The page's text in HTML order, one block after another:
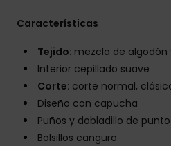
Características
Tejido: mezcla de
Interior cepillado suave
Corte: corte normal,
Diseño con capucha
Puños y dobladillo de
Bolsillos canguro